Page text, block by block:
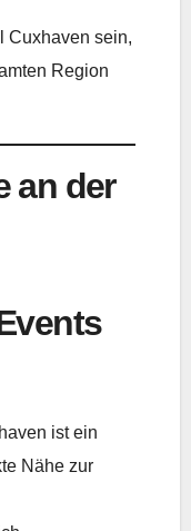
Cuxhaven sein,
Region
an der
ist ein
Nähe zur